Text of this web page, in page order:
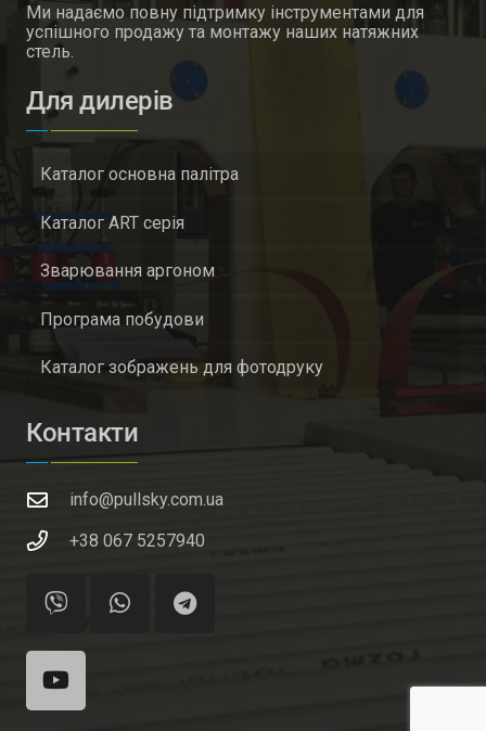
Ми надаємо повну підтримку інструментами для
успішного продажу та монтажу наших натяжних
стель.
Для дилерів
Каталог основна палітра
Каталог ART серія
Зварювання аргоном
Програма побудови
Каталог зображень для фотодруку
Контакти
info@pullsky.com.ua
+38 067 5257940